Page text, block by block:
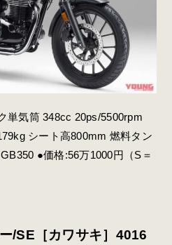
単気筒 348cc 20ps/5500rpm
シート高800mm 燃料タン
●価格:56万1000円（S＝
/SE［カワサキ］4016